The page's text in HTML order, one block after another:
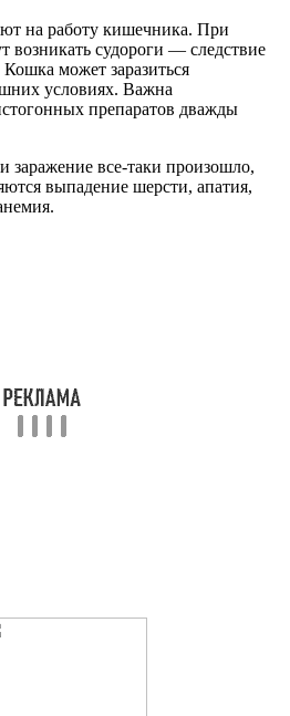
на работу кишечника. При
возникать судороги — следствие
может заразиться
условиях. Важна
препаратов дважды
заражение все-таки произошло,
выпадение шерсти, апатия,